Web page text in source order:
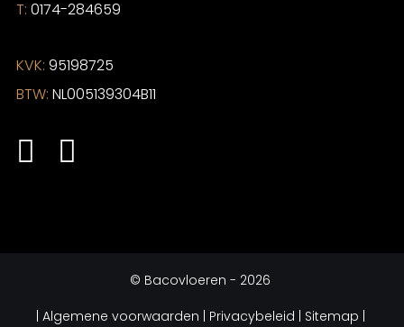
T: 0174-284659
KVK: 95198725
BTW: NL005139304B11
© Bacovloeren - 2026
Algemene voorwaarden | Privacybeleid | Sitemap |